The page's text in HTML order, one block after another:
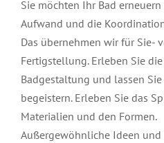
Sie möchten Ihr Bad
Aufwand und die
Das übernehmen wir für Sie-
Fertigstellung. Erleben Sie
Badgestaltung und lassen
begeistern. Erleben Sie das
Materialien und den Formen.
Außergewöhnliche Ideen